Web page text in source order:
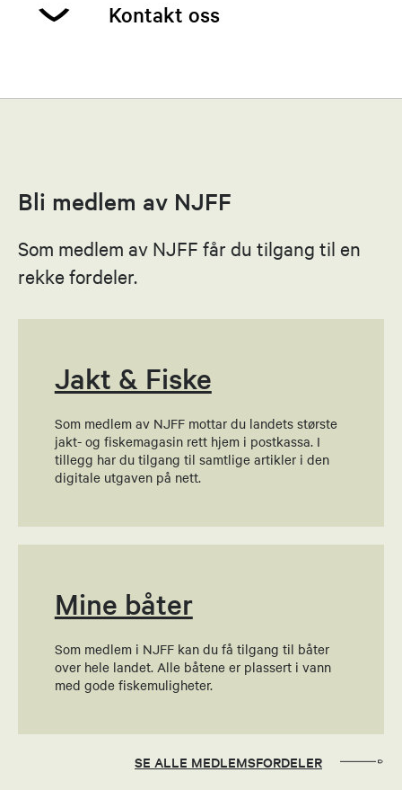
Kontakt oss
Send epost
Leif Bjørnbakk
Send epost
Guro Valle Engenes
Kvinnekontakt
Send epost
Odd Arvid Bjørnbakk
45386843
Send epost
Reidar Saga
Bli medlem av NJFF
Som medlem av NJFF får du tilgang til en
rekke fordeler.
Jakt & Fiske
Som medlem av NJFF mottar du landets største
jakt- og fiskemagasin rett hjem i postkassa. I
tillegg har du tilgang til samtlige artikler i den
digitale utgaven på nett.
Mine båter
Som medlem i NJFF kan du få tilgang til båter
over hele landet. Alle båtene er plassert i vann
med gode fiskemuligheter.
SE ALLE MEDLEMSFORDELER